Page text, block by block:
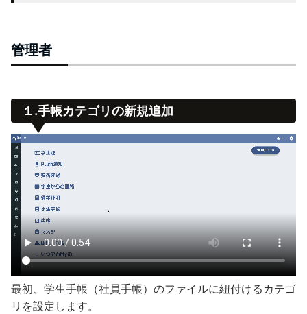
管理者
１.手帳カテゴリの新規追加
最初、学生手帳（社員手帳）のファイルに紐付けるカテゴ
リを設定します。